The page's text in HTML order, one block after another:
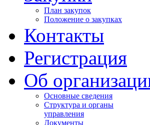
План закупок
Положение о закупках
Контакты
Регистрация
Об
Основные сведения
Структура и органы
управления
Документы